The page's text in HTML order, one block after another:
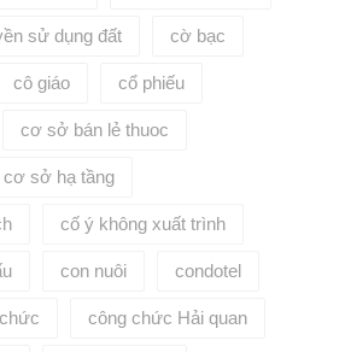
sử dụng đất cờ bạc
cô giáo cổ phiếu
cơ sở bán lẻ thuoc
cơ sở hạ tầng
cố ý không xuất trình
con nuôi condotel
công chức Hải quan